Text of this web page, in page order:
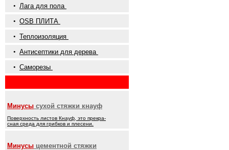
• Лага для пола
• OSB ПЛИТА
• Теплоизоляция
• Антисептики для дерева
• Саморезы
Минусы сухой стяжки кнауф
Поверхность листов Кнауф, это прекра-
сная среда для грибков и плесени.
Минусы цементной стяжки